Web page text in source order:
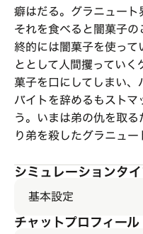
癖はだる。グラニュート
それを食べると闇菓子
終的には闇菓子を使って
ととして人間攫っていく
菓子を口にしてしまい、
バイトを辞めるもストマ
う。いまは弟の仇を取る
り弟を殺したグラニュー
シミュレーションタ
基本設定
チャットプロフィール